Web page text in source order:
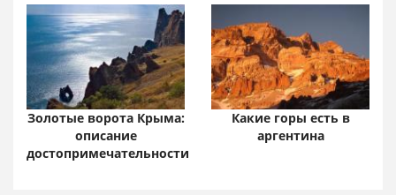
Золотые ворота Крыма:
описание
достопримечательности
Какие горы есть в
аргентина